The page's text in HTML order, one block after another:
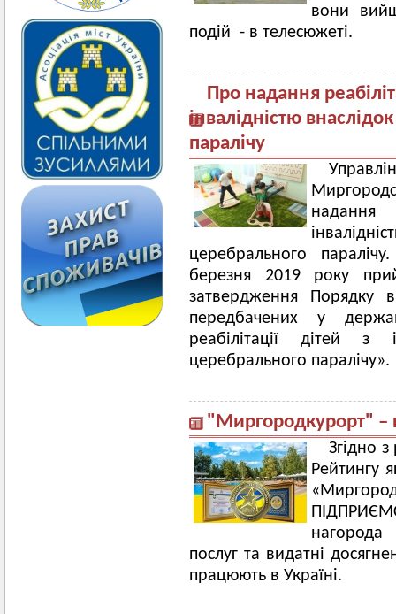
вони
подій - в телесюжеті.
Про надання
інвалідністю
паралічу
надання
церебрального
березня 2019 року
затвердження Порядку
передбачених у
реабілітації дітей з
церебрального паралічу».
"Миргородкурорт" –
Згідно
Рейтингу
нагорода
послуг та видатні
працюють в Україні.